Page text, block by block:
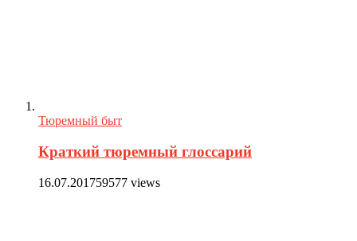
Тюремный быт
Краткий тюремный глоссарий
16.07.201759577 views